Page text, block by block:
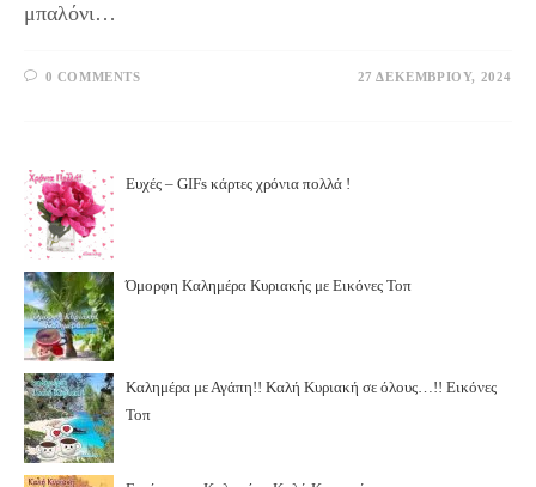
μπαλόνι…
0 COMMENTS 27 ΔΕΚΕΜΒΡΊΟΥ, 2024
Ευχές – GIFs κάρτες χρόνια πολλά !
Όμορφη Καλημέρα Κυριακής με Εικόνες Τοπ
Καλημέρα με Αγάπη!! Καλή Κυριακή σε όλους…!! Εικόνες
Τοπ